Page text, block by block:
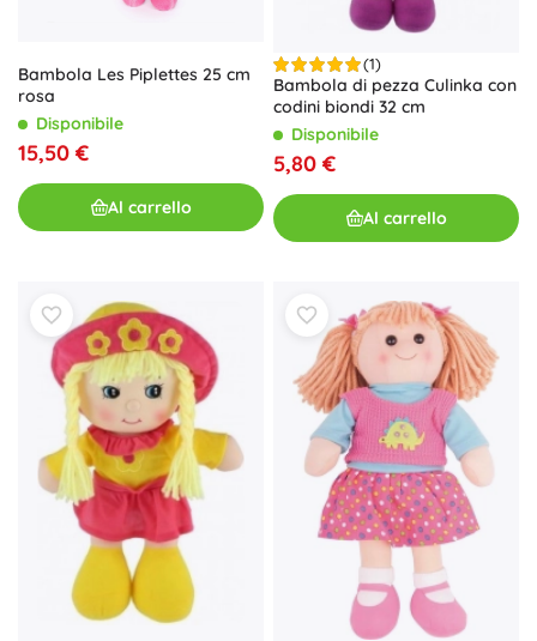
Bambola Les Piplettes 25 cm
rosa
Disponibile
15,50 €
Al carrello
(1)
Bambola di pezza Culinka con
codini biondi 32 cm
Disponibile
5,80 €
Al carrello